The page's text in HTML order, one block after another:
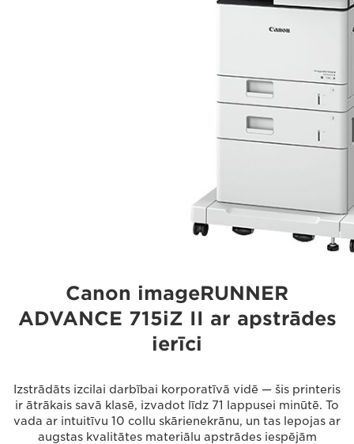
Canon imageRUNNER
ADVANCE 715iZ II ar apstrādes
ierīci
Izstrādāts izcilai darbībai korporatīvā vidē — šis printeris
ir ātrākais savā klasē, izvadot līdz 71 lappusei minūtē. To
vada ar intuitīvu 10 collu skārienekrānu, un tas lepojas ar
augstas kvalitātes materiālu apstrādes iespējām